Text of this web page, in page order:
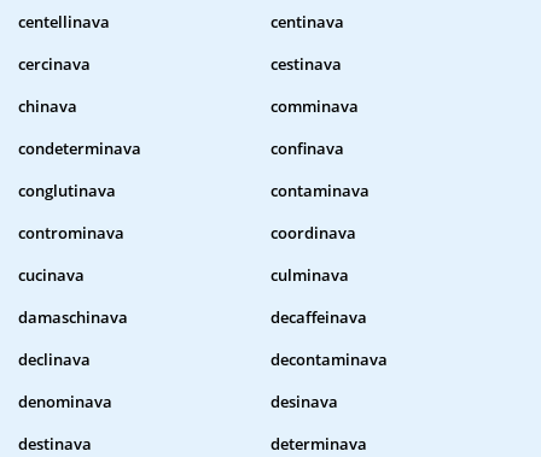
centellinava
centinava
cercinava
cestinava
chinava
comminava
condeterminava
confinava
conglutinava
contaminava
controminava
coordinava
cucinava
culminava
damaschinava
decaffeinava
declinava
decontaminava
denominava
desinava
destinava
determinava